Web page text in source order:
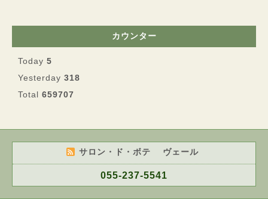
カウンター
Today 5
Yesterday 318
Total 659707
サロン・ド・ボテ ヴェール
055-237-5541